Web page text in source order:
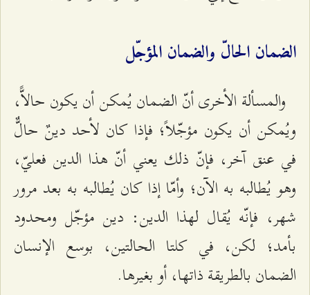
الضمان الحالّ والضمان المؤجّل
والمسألة الأخرى أنّ الضمان يُمكن أن يكون حالاًّ،
ويُمكن أن يكون مؤجّلاً؛ فإذا كان لأحد دينٌ حالٌّ
في عنق آخر، فإنّ ذلك يعني أنّ هذا الدين فعليّ،
وهو يُطالبه به الآن؛ وأمّا إذا كان يُطالبه به بعد مرور
شهر، فإنّه يُقال لهذا الدين: دين مؤجّل ومحدود
بأمد؛ لكن، في كلتا الحالتين، بوسع الإنسان
الضمان بالطريقة ذاتها، أو بغيرها.